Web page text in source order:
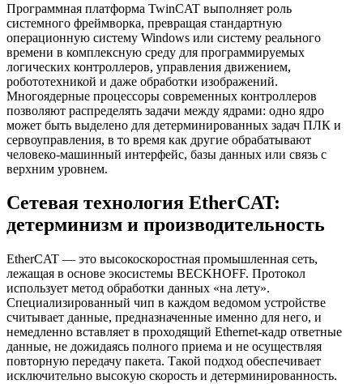
Программная платформа TwinCAT выполняет роль
системного фреймворка, превращая стандартную
операционную систему Windows или систему реального
времени в комплексную среду для программируемых
логических контроллеров, управления движением,
робототехникой и даже обработки изображений.
Многоядерные процессоры современных контроллеров
позволяют распределять задачи между ядрами: одно ядро
может быть выделено для детерминированных задач ПЛК и
сервоуправления, в то время как другие обрабатывают
человеко-машинный интерфейс, базы данных или связь с
верхним уровнем.
Сетевая технология EtherCAT:
детерминизм и производительность
EtherCAT — это высокоскоростная промышленная сеть,
лежащая в основе экосистемы BECKHOFF. Протокол
использует метод обработки данных «на лету».
Специализированный чип в каждом ведомом устройстве
считывает данные, предназначенные именно для него, и
немедленно вставляет в проходящий Ethernet-кадр ответные
данные, не дожидаясь полного приема и не осуществляя
повторную передачу пакета. Такой подход обеспечивает
исключительно высокую скорость и детерминированность.